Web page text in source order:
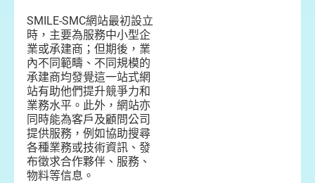
SMILE-SMC網站最初設立
時，主要為服務中小型企
業或承建商；但期後，業
內不同範疇、不同規模的
承建商均發覺這一站式網
站有助他們提升競爭力和
業務水平。此外，網站亦
同時能為客戶及顧問公司
提供服務，例如協助搜尋
各種業務或技術資訊、發
布徵求合作夥伴、服務、
物料等信息。